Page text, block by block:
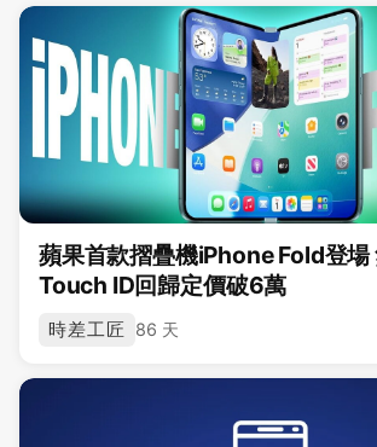
蘋果首款摺疊機iPhone Fold登場
Touch ID回歸定價破6萬
時差工匠 86 天